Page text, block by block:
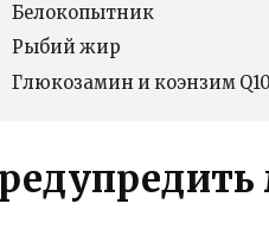
Белокопытник
Рыбий жир
Глюкозамин и коэнзим Q10